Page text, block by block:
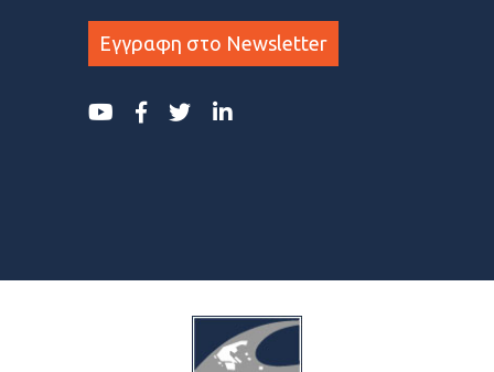
Εγγραφη στο Newsletter